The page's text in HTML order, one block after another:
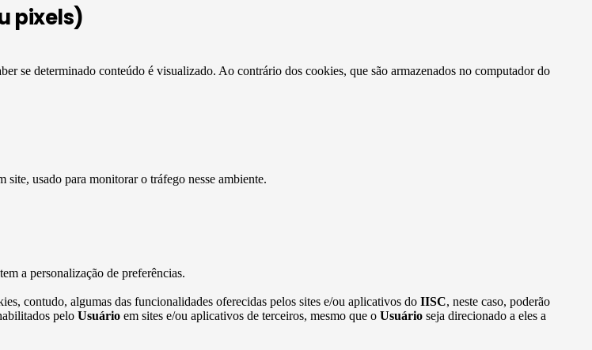
pixels)
se determinado conteúdo é visualizado. Ao contrário dos cookies, que são armazenados no computador do
usado para monitorar o tráfego nesse ambiente.
a personalização de preferências.
contudo, algumas das funcionalidades oferecidas pelos sites e/ou aplicativos do IISC, neste caso, poderão
pelo Usuário em sites e/ou aplicativos de terceiros, mesmo que o Usuário seja direcionado a eles a